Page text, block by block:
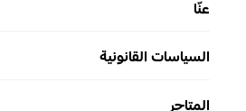
عنّا
الأسئلة الشائعة
اتصل بنا
السياسات القانونية
سياسة الخصوصية
المتاجر